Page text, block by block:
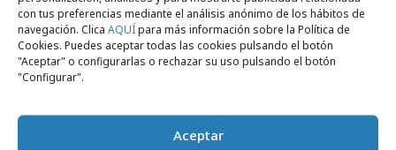
con tus preferencias mediante el análisis anónimo de los hábitos de
navegación. Clica AQUÍpara más información sobre la Política de
Cookies. Puedes aceptar todas las cookies pulsando el botón
"Aceptar" o configurarlas o rechazar su uso pulsando el botón
"Configurar".
Aceptar
Profesionales